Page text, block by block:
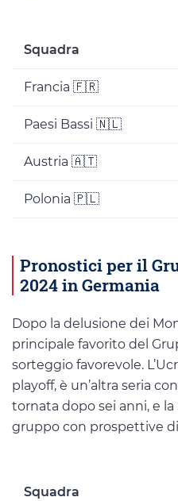
Squadra
Francia 🇫🇷
Paesi Bassi 🇳🇱
Austria 🇦🇹
Polonia 🇵🇱
Pronostici per il
2024 in Germania
Dopo la delusione dei
principale favorito del
sorteggio favorevole.
playoff, è un’altra seria
tornata dopo sei anni, e la
gruppo con prospettive
Squadra